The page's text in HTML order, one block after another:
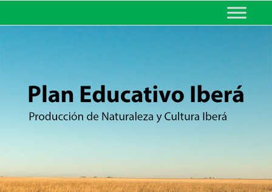
MINISTERIO DE EDUCACIÓN
DE CORRIENTES